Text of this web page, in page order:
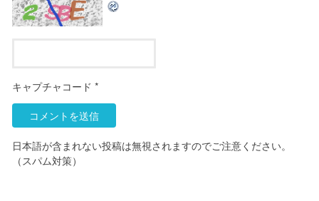
キャプチャコード *
日本語が含まれない投稿は無視されますのでご注意ください。
（スパム対策）